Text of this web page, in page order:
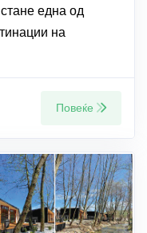
една од
на
Повеќе